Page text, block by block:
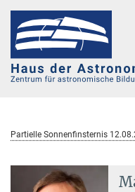
Hauptinhalt
Partielle Sonnenfinsternis